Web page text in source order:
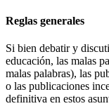
Reglas generales
Si bien debatir y
educación, las malas
malas palabras), las
o las publicaciones
definitiva en estos